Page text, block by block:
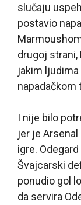
slučaju
postavio
drugoj
jakim
napadačkom
I nije bilo
jer je
igre.
Švajcarski
ponudio gol
da servira